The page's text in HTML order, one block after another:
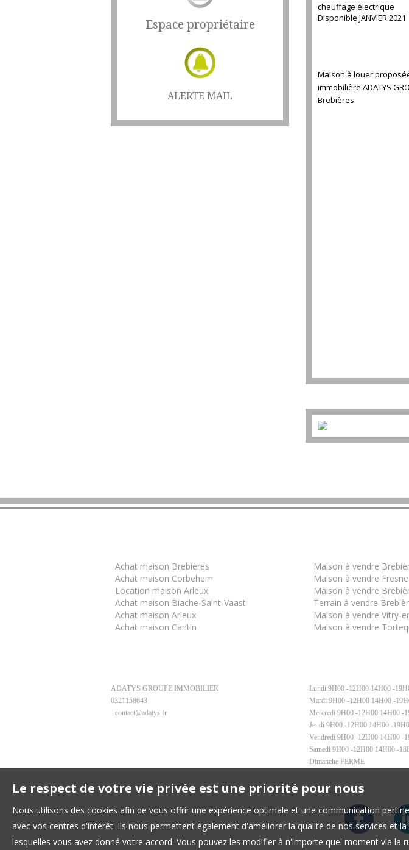
Espace propriétaire
ALERTE MAIL
chauffage électrique
Disponible JANVIER 2021
Maison à louer
immobilière ADATYS
Brebières
Achat maison Brebières
Achat maison Corbehem
Location maison Arleux
Achat maison Biache-Saint-Vaast
Achat maison Arleux
Achat maison Cantin
Maison à vendre
Maison à vendre
Maison à vendre
Terrain à vendre
Maison à vendre Vitry-
Maison à vendre
ADATYS GROUPE IMMOBILIER
0321158643
contact@adatys.fr
Lundi 9H00 -12H00 14H00 -
Mardi 9H00 -12H00 14H00 -
Mercredi 9H00 -12H00 14H00 -
Jeudi 9H00 -12H00 14H00 -
Vendredi 9H00 -12H00 14H00 -
Samedi 9H00 -12H00 14H00 -
Dimanche FERME
Le respect de votre vie privée est une priorité pour nous
Nous utilisons des cookies afin de vous offrir une expérience optimale et une communication
avec vos centres d'intérêt. Ils nous permettent également d'améliorer la qualité de nos services et
lesquelles vous avez donné votre accord. Vous pouvez les modifier à n'importe quel moment via